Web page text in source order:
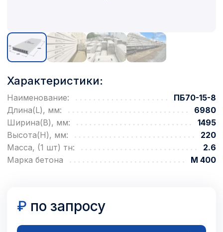
Характеристики:
Наименование:
ПБ70-15-8
Длина(L), мм:
6980
Ширина(B), мм:
1495
Высота(H), мм:
220
Масса, (1 шт) тн:
2.6
Марка бетона
М 400
₽ по запросу